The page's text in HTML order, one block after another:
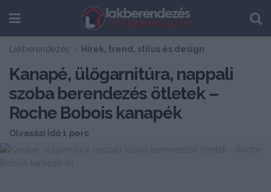
Lakberendezés Hírek, trend, stílus és design
Kanapé, ülőgarnitúra, nappali
szoba berendezés ötletek –
Roche Bobois kanapék
Olvasási idő 1 perc